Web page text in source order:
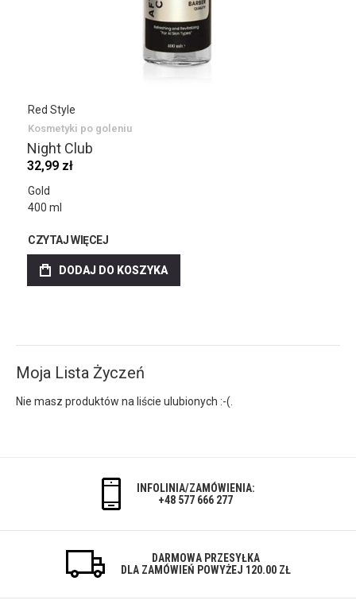
Red Style
Kosmetyki po goleniu
Night Club
32,99 zł
Gold
400 ml
CZYTAJ WIĘCEJ
DODAJ DO KOSZYKA
Moja Lista Życzeń
Nie masz produktów na liście ulubionych :-(.
INFOLINIA/ZAMÓWIENIA:
+48 577 666 277
DARMOWA PRZESYŁKA
DLA ZAMÓWIEŃ POWYŻEJ 120.00 ZŁ